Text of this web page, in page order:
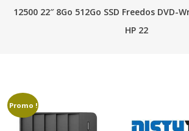
12500 22″ 8Go 512Go SSD Freedos DVD-
HP 22
Promo !